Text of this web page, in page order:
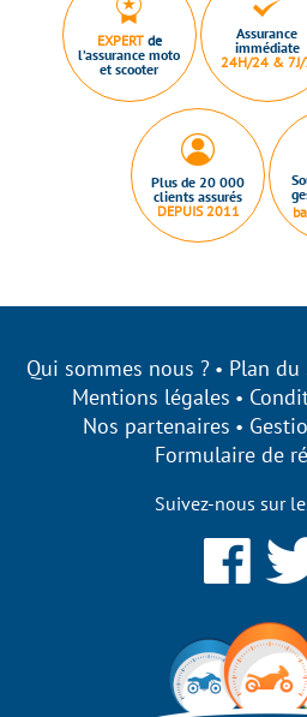
EXPERTde
l’assurance moto
et scooter
Assurance
immédiate
24H/24 &
Plus de 20 000
clients assurés
DEPUIS 2011
Qui sommes nous ? Plan du
Mentions légales
Nos partenaires
Formulaire de
Suivez-nous sur